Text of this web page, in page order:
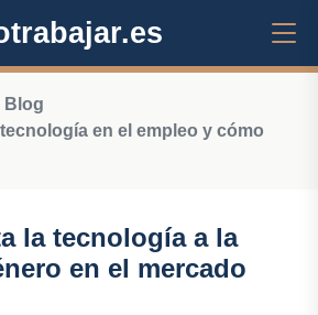
Blog
en el empleo y cómo
la tecnología a la
en el mercado